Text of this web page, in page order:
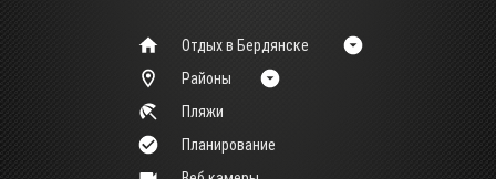
Отдых в Бердянске
Районы
Пляжи
Планирование